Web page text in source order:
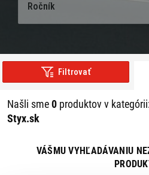
Ročník
Filtrovať
Našli sme0 produktov v
Styx.sk
VÁŠMU VYHĽADÁVANIU